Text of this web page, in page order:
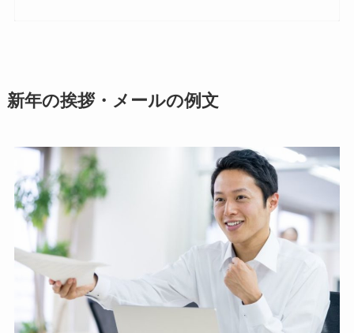
新年の挨拶・メールの例文